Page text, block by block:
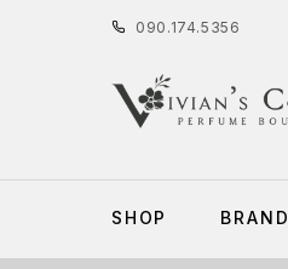
090 .174.5356
SHOP BRAND